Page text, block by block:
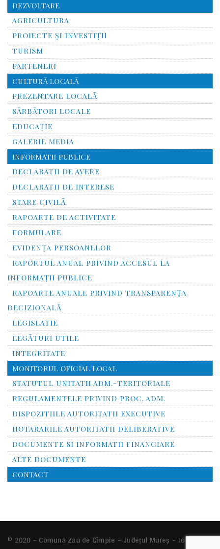
DEZVOLTARE
AGRICULTURA
PROIECTE ȘI INVESTIȚII
TURISM
PARTENERI
CULTURĂ LOCALĂ
PREZENTARE LOCALĂ
SĂRBĂTORI LOCALE
EDUCAȚIE
GALERIE MEDIA
INFORMATII PUBLICE
DECLARATII DE AVERE
DECLARATII DE INTERESE
STARE CIVILĂ
RAPOARTE DE ACTIVITATE
FORMULARE
EVIDENȚA PERSOANELOR
RAPORTUL ANUAL PRIVIND ACCESUL LA
INFORMAŢII PUBLICE
RAPOARTE ANUALE PRIVIND TRANSPARENŢA
DECIZIONALĂ
LEGISLATIE
LEGĂTURI UTILE
INTEGRITATE
MONITORUL OFICIAL LOCAL
STATUTUL UNITATII ADM.-TERITORIALE
REGULAMENTELE PRIVIND PROC. ADM.
DISPOZITIILE AUTORITATII EXECUTIVE
HOTARARILE AUTORITATII DELIBERATIVE
DOCUMENTE SI INFORMATII FINANCIARE
ALTE DOCUMENTE
CONTACT
© 2020 – Comuna Zau de Cîmpie – Județul Mureș – Toate